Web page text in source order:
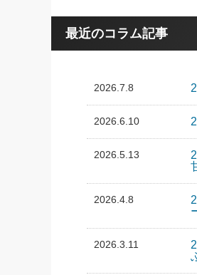
最近のコラム記事
2026.7.8
2026.6.10
2026.5.13
2026.4.8
2026.3.11